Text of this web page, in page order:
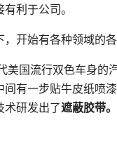
利于公司。
开始有各种领域的各
美国流行双色车身的
有一步贴牛皮纸喷
术研发出了遮蔽胶带。